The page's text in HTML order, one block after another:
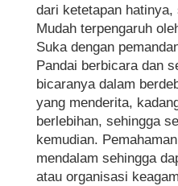
dari ketetapan
Mudah terpengaruh
Suka dengan
Pandai berbicara dan
bicaranya dalam
yang menderita,
berlebihan, sehingga
kemudian.
mendalam sehingga
atau organisasi